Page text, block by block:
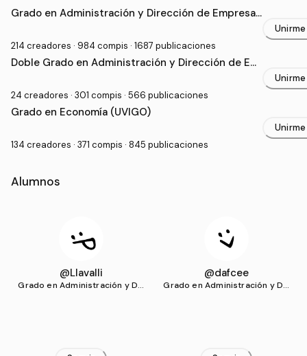
Grado Universitario en Facultad de Ciencias
Grado en Administración y Dirección de Empresas
214 creadores · 984 compis · 1687 publicaciones
Unirme
Doble Grado en Administración y Dirección de Em
24 creadores · 301 compis · 566 publicaciones
Unirme
Grado en Economía (UVIGO)
134 creadores · 371 compis · 845 publicaciones
Unirme
Alumnos
@Llavalli
Grado en Administración y Dir
@dafcee
Grado en Administración y Dir